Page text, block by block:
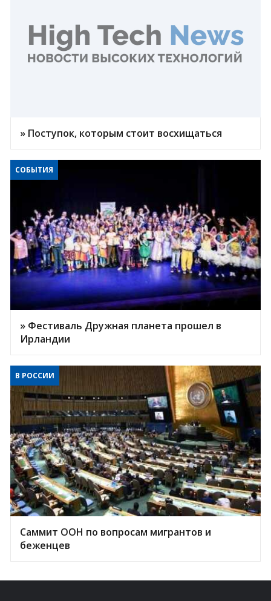
» Поступок, которым стоит восхищаться
СОБЫТИЯ
» Фестиваль Дружная планета прошел в
Ирландии
В РОССИИ
Саммит ООН по вопросам мигрантов и
беженцев